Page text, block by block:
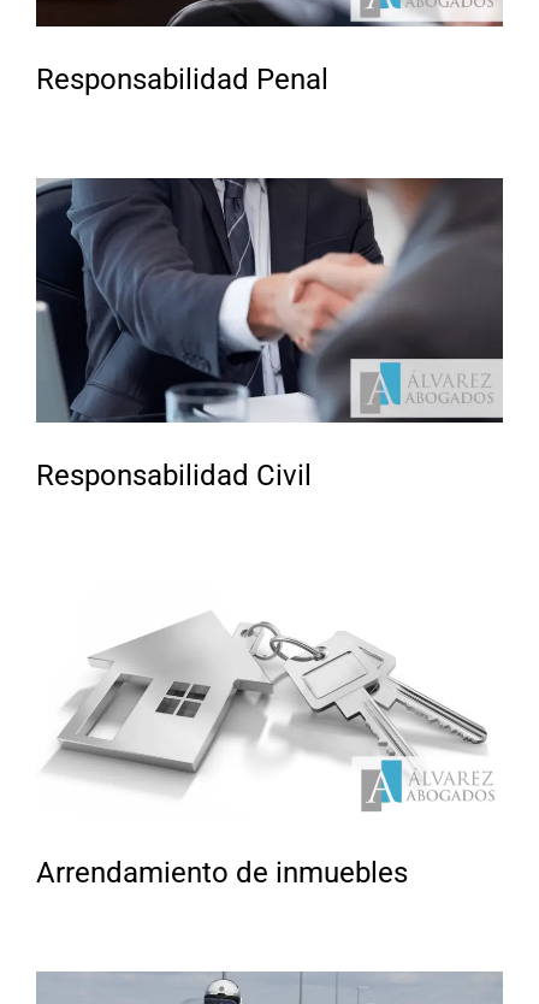
Responsabilidad Penal
Responsabilidad Civil
Arrendamiento de inmuebles